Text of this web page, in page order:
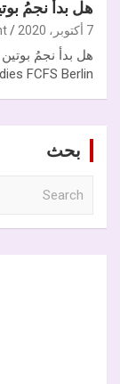
هل بدأ نجمُ
7 أكتوبر، 2020
FCFS Berlin…
بحث